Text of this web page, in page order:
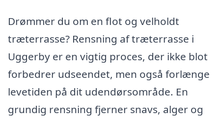
Drømmer du om en flot og velholdt
træterrasse? Rensning af træterrasse i
Uggerby er en vigtig proces, der ikke blot
forbedrer udseendet, men også forlænge
levetiden på dit udendørsområde. En
grundig rensning fjerner snavs, alger og